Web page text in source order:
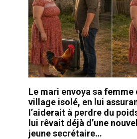
Le mari envoya sa femme
village isolé, en lui
l’aiderait à perdre du
lui rêvait déjà d’une
jeune secrétaire…